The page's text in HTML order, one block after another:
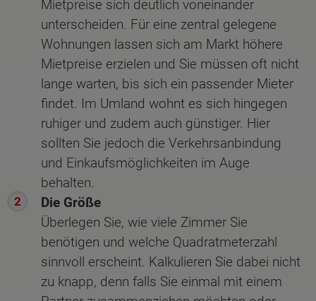
Mietpreise sich deutlich voneinander
unterscheiden. Für eine zentral gelegene
Wohnungen lassen sich am Markt höhere
Mietpreise erzielen und Sie müssen oft nicht
lange warten, bis sich ein passender Mieter
findet. Im Umland wohnt es sich hingegen
ruhiger und zudem auch günstiger. Hier
sollten Sie jedoch die Verkehrsanbindung
und Einkaufsmöglichkeiten im Auge
behalten.
Die Größe
Überlegen Sie, wie viele Zimmer Sie
benötigen und welche Quadratmeterzahl
sinnvoll erscheint. Kalkulieren Sie dabei nicht
zu knapp, denn falls Sie einmal mit einem